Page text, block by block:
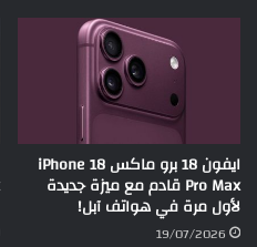
ايفون 18 برو ماكس iPhone 18
Pro Max قادم مع ميزة جديدة
لأول مرة في هواتف آبل!
19/07/2026